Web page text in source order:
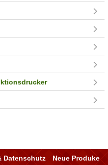
Datenschutz
Neue Produke